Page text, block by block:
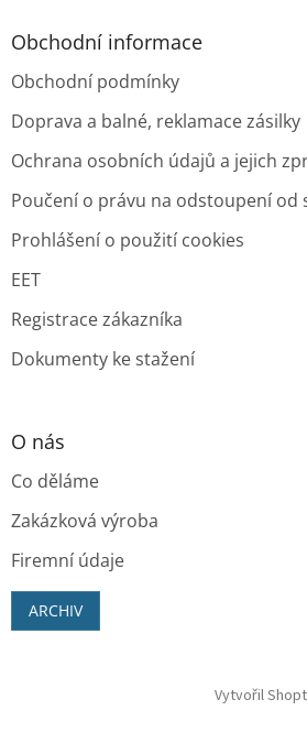
Obchodní informace
Obchodní podmínky
Doprava a balné, reklamace zásilky
Ochrana osobních údajů a jejich
Poučení o právu na odstoupení od
Prohlášení o použití cookies
EET
Registrace zákazníka
Dokumenty ke stažení
O nás
Co děláme
Zakázková výroba
Firemní údaje
ARCHIV
Vytvořil